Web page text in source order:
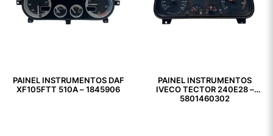
PAINEL INSTRUMENTOS DAF
XF105FTT 510A – 1845906
PAINEL INSTRUMENTOS
IVECO TECTOR 240E28 –
5801460302